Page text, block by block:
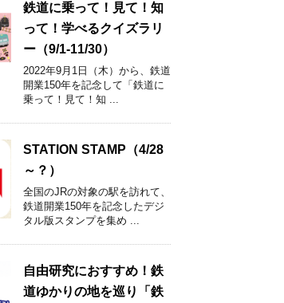
鉄道に乗って！見て！知
って！学べるクイズラリ
ー（9/1-11/30）
2022年9月1日（木）から、鉄道
開業150年を記念して「鉄道に
乗って！見て！知 ...
STATION STAMP（4/28
～？）
全国のJRの対象の駅を訪れて、
鉄道開業150年を記念したデジ
タル版スタンプを集め ...
自由研究におすすめ！鉄
道ゆかりの地を巡り「鉄